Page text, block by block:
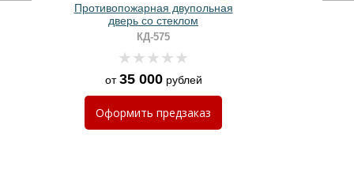
Противопожарная двупольная
дверь со стеклом
КД-575
от35 000рублей
Оформить предзаказ